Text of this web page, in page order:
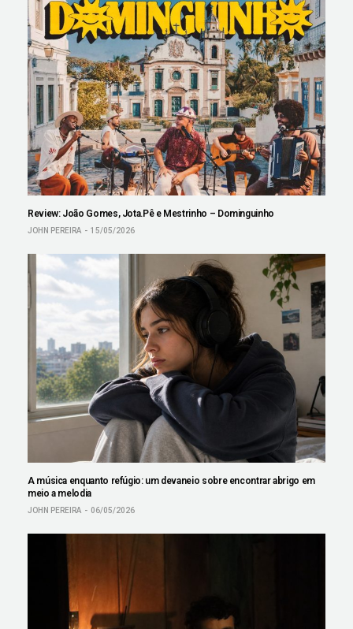
Review: João Gomes, Jota.Pê e Mestrinho – Dominguinho
JOHN PEREIRA 15/05/2026
A música enquanto refúgio: um devaneio sobre encontrar abrigo em
meio a melodia
JOHN PEREIRA 06/05/2026